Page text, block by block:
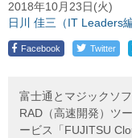
2018年10月23日(火)
日川 佳三（IT Leaders
Facebook Twitter
富士通とマジックソ
RAD（高速開発）ツ
ービス「FUJITSU